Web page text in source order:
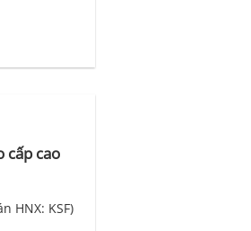
cấp cao
HNX: KSF)